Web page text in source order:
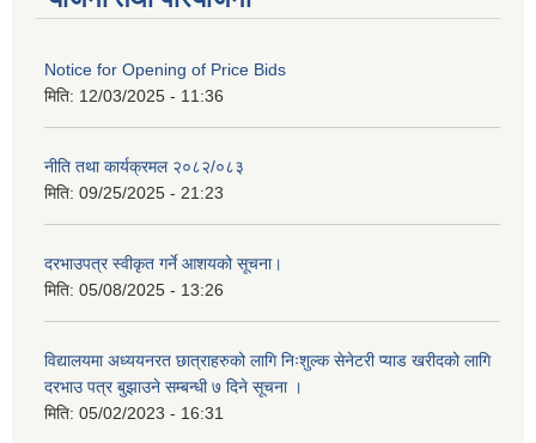
Notice for Opening of Price Bids
मिति: 12/03/2025 - 11:36
नीति तथा कार्यक्रमल २०८२/०८३
मिति: 09/25/2025 - 21:23
दरभाउपत्र स्वीकृत गर्ने आशयको सूचना।
मिति: 05/08/2025 - 13:26
विद्यालयमा अध्ययनरत छात्राहरुको लागि निःशुल्क सेनेटरी प्याड खरीदको लागि
दरभाउ पत्र बुझाउने सम्बन्धी ७ दिने सूचना ।
मिति: 05/02/2023 - 16:31